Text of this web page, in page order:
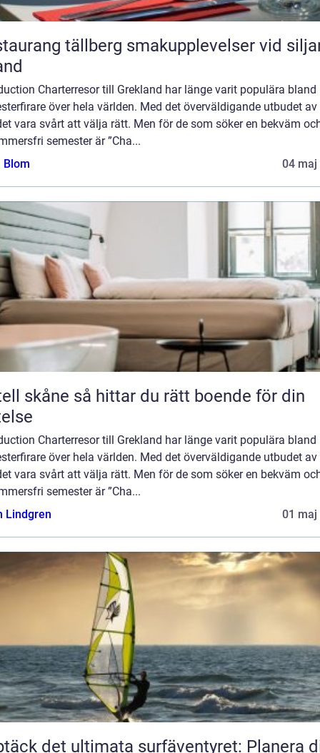
tällberg smakupplevelser vid siljans
Charterresor till Grekland har länge varit populära bland
över hela världen. Med det överväldigande utbudet av
vara svårt att välja rätt. Men för de som söker en bekväm
semester är ”Cha...
Blom
04 maj
hittar du rätt boende för din
Charterresor till Grekland har länge varit populära bland
över hela världen. Med det överväldigande utbudet av
vara svårt att välja rätt. Men för de som söker en bekväm
semester är ”Cha...
Lindgren
01 maj
det ultimata surfäventyret: Planera